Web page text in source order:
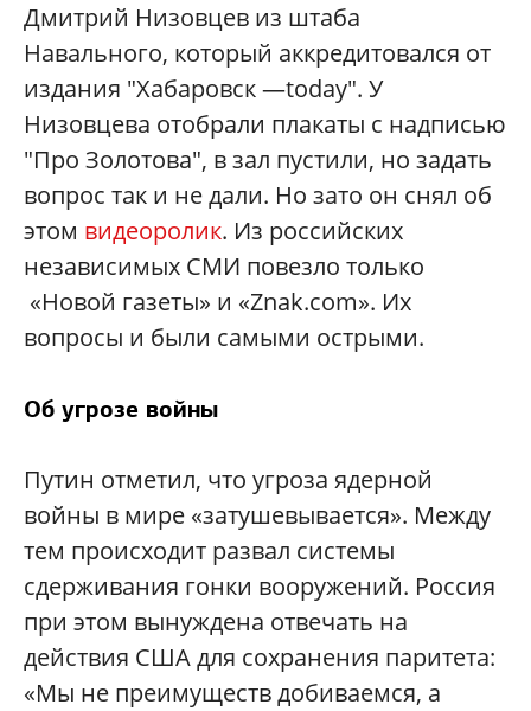
Дмитрий Низовцев из штаба
Навального, который аккредитовался от
издания "Хабаровск —today". У
Низовцева отобрали плакаты с надписью
"Про Золотова", в зал пустили, но задать
вопрос так и не дали. Но зато он снял об
этом видеоролик. Из российских
независимых СМИ повезло только
«Новой газеты» и «Znak.com». Их
вопросы и были самыми острыми.
Об угрозе войны
Путин отметил, что угроза ядерной
войны в мире «затушевывается». Между
тем происходит развал системы
сдерживания гонки вооружений. Россия
при этом вынуждена отвечать на
действия США для сохранения паритета:
«Мы не преимуществ добиваемся, а